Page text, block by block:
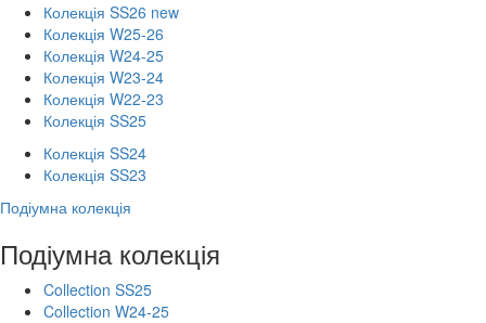
Колекція SS26 new
Колекція W25-26
Колекція W24-25
Колекція W23-24
Колекція W22-23
Колекція SS25
Колекція SS24
Колекція SS23
Подіумна колекція
Подіумна колекція
Collection SS25
Collection W24-25